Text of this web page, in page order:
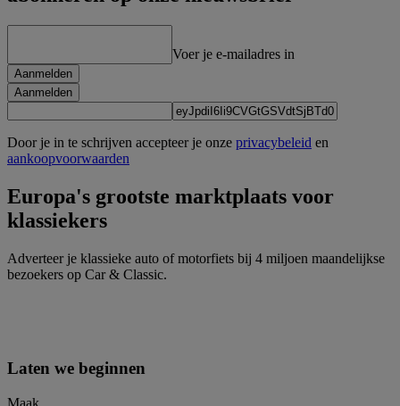
Voer je e-mailadres in
Aanmelden
Aanmelden
Door je in te schrijven accepteer je onze privacybeleid en
aankoopvoorwaarden
Europa's grootste marktplaats voor
klassiekers
Adverteer je klassieke auto of motorfiets bij 4 miljoen maandelijkse
bezoekers op Car & Classic.
Laten we beginnen
Maak